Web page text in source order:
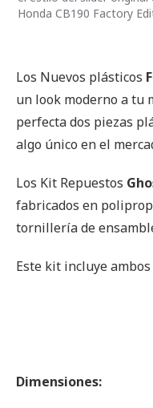
Honda CB190 Factory
Los Nuevos plásticos
un look moderno a tu
perfecta dos piezas
algo único en el
Los Kit Repuestos
fabricados en
tornillería de
Este kit incluye ambos
Dimensiones: